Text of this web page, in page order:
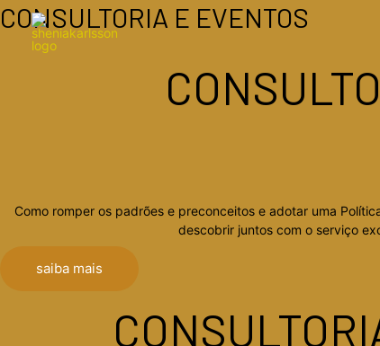
Ir
para
CONSULTORIA E EVENTOS
Como romper os padrões e preconceitos e adotar uma
descobrir juntos com o serviço
saiba mais